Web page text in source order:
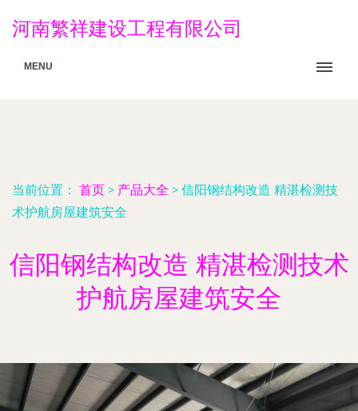
河南繁祥建设工程有限公司
MENU
当前位置： 首页 > 产品大全 > 信阳钢结构改造 精湛检测技
术护航房屋建筑安全
信阳钢结构改造 精湛检测技术
护航房屋建筑安全